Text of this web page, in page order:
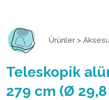
Ürünler >
Teleskopik
279 cm (Ø